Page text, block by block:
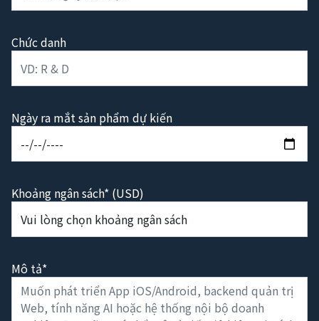
Chức danh
Ngày ra mắt sản phẩm dự kiến
Khoảng ngân sách* (USD)
Mô tả*